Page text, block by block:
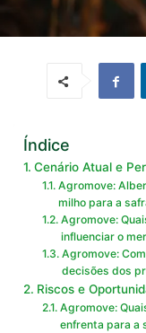
Índice
Cenário Atual e
Agromove:
milho para a
Agromove:
influenciar o
Agromove:
decisões dos
Riscos e
Agromove:
enfrenta para a